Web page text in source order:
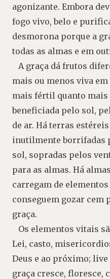
agonizante. Embora
fogo vivo, belo e
desmorona porque a
todas as almas e em
A graça dá frutos
mais ou menos viva
mais fértil quanto mais
beneficiada pelo sol,
de ar. Há terras
inutilmente borrifadas
sol, sopradas pelos
para as almas. Há
carregam de
conseguem gozar cem
graça.
Os elementos vitais
Lei, casto,
Deus e ao próximo; live
graça cresce, floresce,